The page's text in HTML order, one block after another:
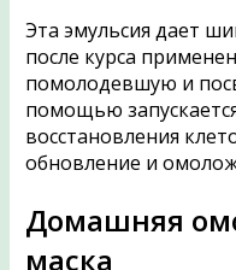
Эта эмульсия дает
после курса
помолодевшую и
помощью
восстановления
обновление и
Домашняя
маска